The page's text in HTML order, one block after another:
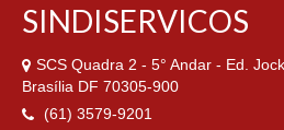
SINDISERVICOS
SCS Quadra 2 - 5° Andar - Ed.
Brasília DF 70305-900
(61) 3579-9201